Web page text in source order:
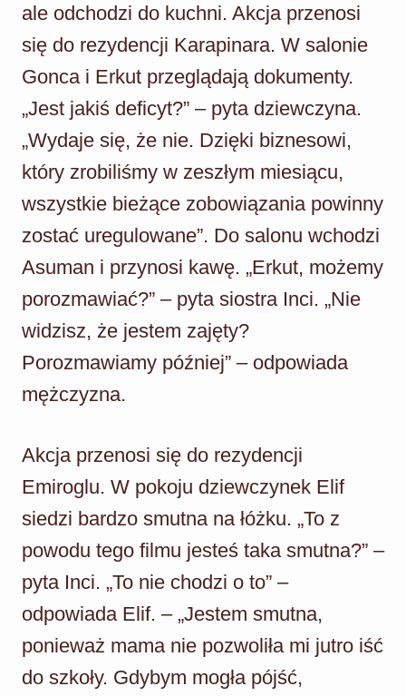
ale odchodzi do kuchni. Akcja przenosi
się do rezydencji Karapinara. W salonie
Gonca i Erkut przeglądają dokumenty.
„Jest jakiś deficyt?” – pyta dziewczyna.
„Wydaje się, że nie. Dzięki biznesowi,
który zrobiliśmy w zeszłym miesiącu,
wszystkie bieżące zobowiązania powinny
zostać uregulowane”. Do salonu wchodzi
Asuman i przynosi kawę. „Erkut, możemy
porozmawiać?” – pyta siostra Inci. „Nie
widzisz, że jestem zajęty?
Porozmawiamy później” – odpowiada
mężczyzna.
Akcja przenosi się do rezydencji
Emiroglu. W pokoju dziewczynek Elif
siedzi bardzo smutna na łóżku. „To z
powodu tego filmu jesteś taka smutna?” –
pyta Inci. „To nie chodzi o to” –
odpowiada Elif. – „Jestem smutna,
ponieważ mama nie pozwoliła mi jutro iść
do szkoły. Gdybym mogła pójść,